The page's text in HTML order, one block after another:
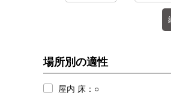
場所別の適性
屋内 床：○